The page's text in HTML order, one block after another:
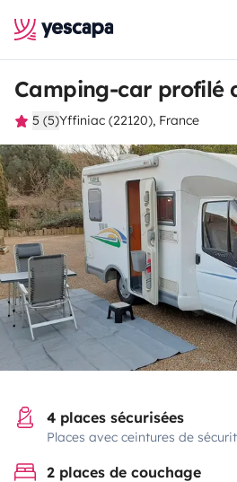
Camping-car profilé
5 (5)Yffiniac (22120), France
4 places sécurisées
Places avec ceintures de
2 places de couchage